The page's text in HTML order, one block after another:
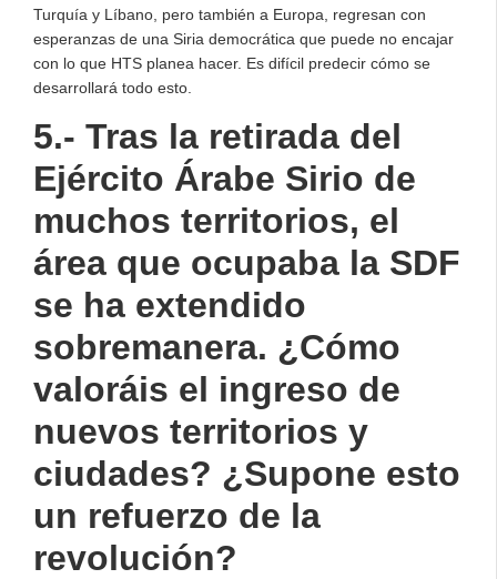
Turquía y Líbano, pero también a Europa, regresan con
esperanzas de una Siria democrática que puede no encajar
con lo que HTS planea hacer. Es difícil predecir cómo se
desarrollará todo esto.
5.- Tras la retirada del
Ejército Árabe Sirio de
muchos territorios, el
área que ocupaba la SDF
se ha extendido
sobremanera. ¿Cómo
valoráis el ingreso de
nuevos territorios y
ciudades? ¿Supone esto
un refuerzo de la
revolución?